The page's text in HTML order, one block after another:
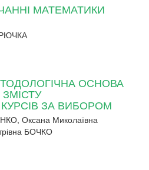
МАТЕМАТИКИ
ОСНОВА
ЗА ВИБОРОМ
Оксана Миколаївна
БОЧКО